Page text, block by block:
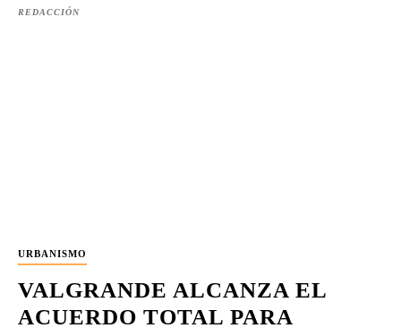
REDACCIÓN
URBANISMO
VALGRANDE ALCANZA EL
ACUERDO TOTAL PARA